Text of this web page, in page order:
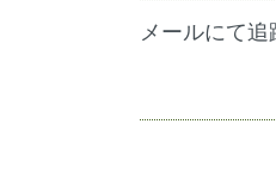
メールにて